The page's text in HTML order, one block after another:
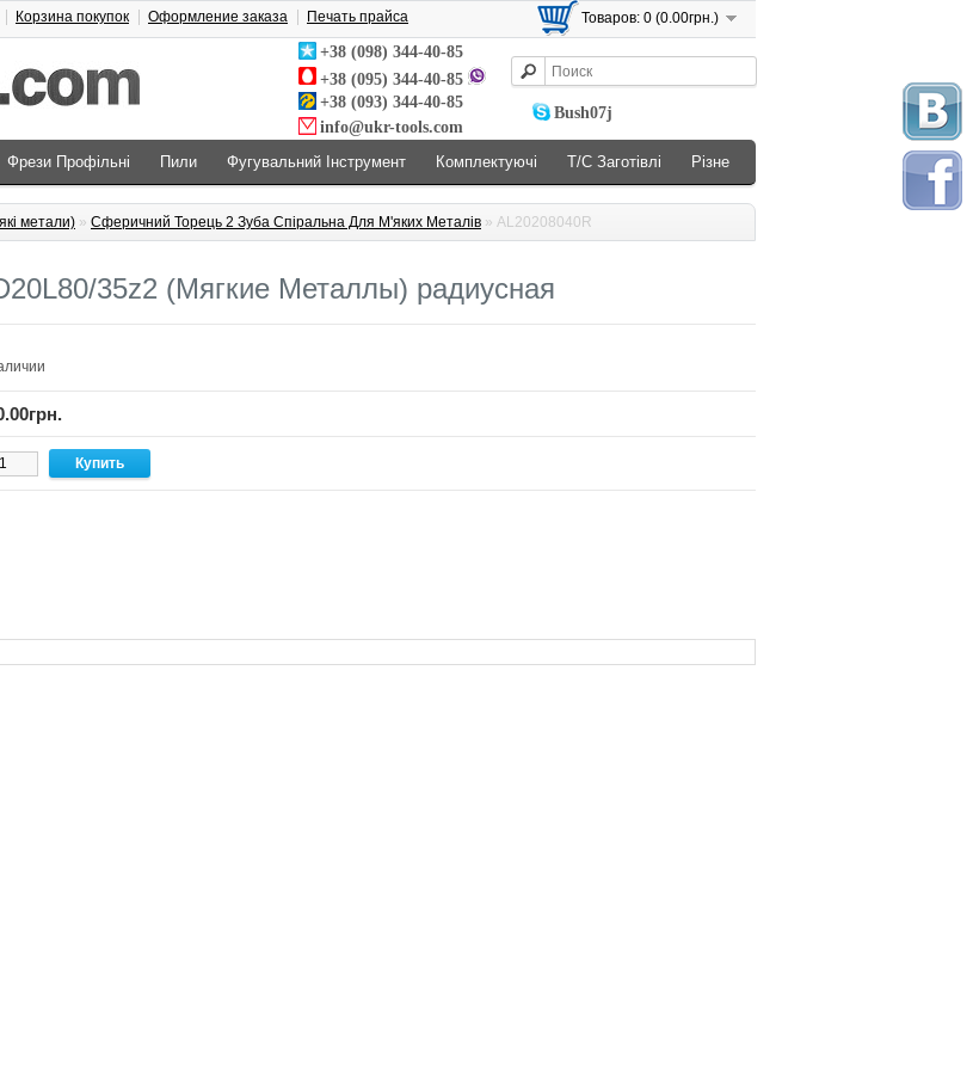
Товаров: 0 (0.00грн.)
+38 (098) 344-40-85
+38 (095) 344-40-85
+38 (093) 344-40-85
info@ukr-tools.com
Bush07j
Корзина покупок Оформление заказа Печать прайса
Фрези Профільні Пили Фугувальний Інструмент Комплектуючі Т/С Заготівлі Різне
метали) » Сферичний Торець 2 Зуба Спіральна Для М'яких Металів » AL20208040R
35z2 (Мягкие Металлы) радиусная